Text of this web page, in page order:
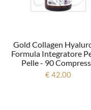
Gold Collagen
Formula Integratore
Pelle - 90
€ 42.00